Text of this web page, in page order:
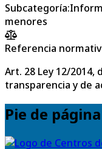
Subcategoría:
menores
Referencia
Art. 28 Ley 12/2014,
transparencia y de
Pie de página